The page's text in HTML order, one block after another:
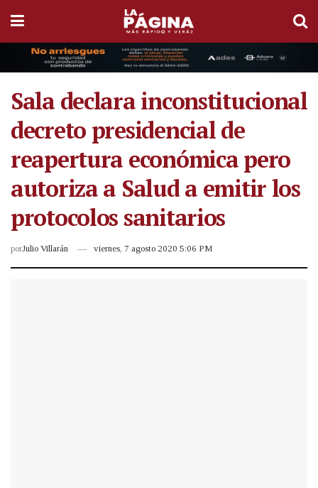
Sala declara inconstitucional
decreto presidencial de
reapertura económica pero
autoriza a Salud a emitir los
protocolos sanitarios
porJulio Villarán viernes, 7 agosto 2020 5:06 PM